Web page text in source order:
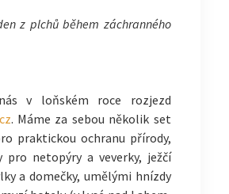
z plchů během záchranného
v loňském roce rozjezd
. Máme za sebou několik set
praktickou ochranu přírody,
netopýry a veverky, ježčí
a domečky, umělými hnízdy